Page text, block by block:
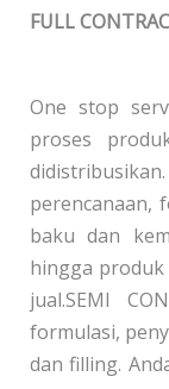
FULL
One stop
proses
perencanaan,
baku dan
hingga
jual.SEMI
formulasi,
dan filling.